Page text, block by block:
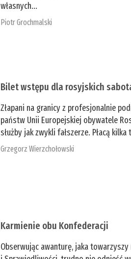
własnych...
Piotr Grochmalski
Bilet wstępu dla rosyjskich
Złapani na granicy z profesjonalnie
państw Unii Europejskiej obywatele
służby jak zwykli fałszerze. Płacą
Grzegorz Wierzchołowski
Karmienie obu Konfederacji
Obserwując awanturę, jaka towarzyszy